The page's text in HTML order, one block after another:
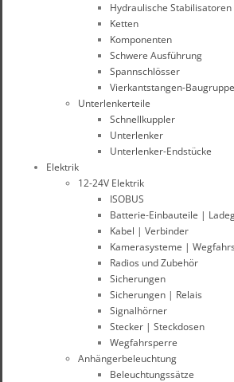
Hydraulische
Ketten
Komponenten
Schwere Ausführung
Spannschlösser
Vierkantstangen-
Unterlenkerteile
Schnellkuppler
Unterlenker
Unterlenker-Endstücke
Elektrik
12-24V Elektrik
ISOBUS
Batterie-Einbauteile |
Kabel | Verbinder
Kamerasysteme |
Radios und Zubehör
Sicherungen
Sicherungen | Relais
Signalhörner
Stecker | Steckdosen
Wegfahrsperre
Anhängerbeleuchtung
Beleuchtungssätze